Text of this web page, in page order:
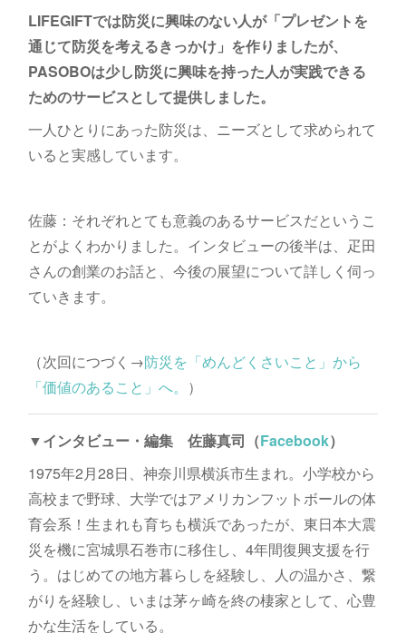
LIFEGIFTでは防災に興味のない人が「プレゼントを
通じて防災を考えるきっかけ」を作りましたが、
PASOBOは少し防災に興味を持った人が実践できる
ためのサービスとして提供しました。
一人ひとりにあった防災は、ニーズとして求められて
いると実感しています。
佐藤：それぞれとても意義のあるサービスだというこ
とがよくわかりました。インタビューの後半は、疋田
さんの創業のお話と、今後の展望について詳しく伺っ
ていきます。
（次回につづく→防災を「めんどくさいこと」から
「価値のあること」へ。 ）
▼インタビュー・編集 佐藤真司（Facebook）
1975年2月28日、神奈川県横浜市生まれ。小学校から
高校まで野球、大学ではアメリカンフットボールの体
育会系！生まれも育ちも横浜であったが、東日本大震
災を機に宮城県石巻市に移住し、4年間復興支援を行
う。はじめての地方暮らしを経験し、人の温かさ、繋
がりを経験し、いまは茅ヶ崎を終の棲家として、心豊
かな生活をしている。